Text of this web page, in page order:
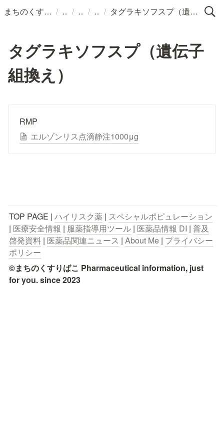
まちのくすりばこ / / / / タグラキソフスプ（遺伝子組換え）
タグラキソフスプ（遺伝子
組換え）
RMP
エルゾンリス点滴静注1000μg
TOP PAGE | ハイリスク薬 | スペシャルポピュレーション
| 医療安全情報 | 服薬指導用ツール | 医薬品情報 DI | 普及
啓発資料 | 医薬品関連ニュース | About Me | プライバシー
ポリシー
©まちのくすりばこ Pharmaceutical information, just
for you. since 2023